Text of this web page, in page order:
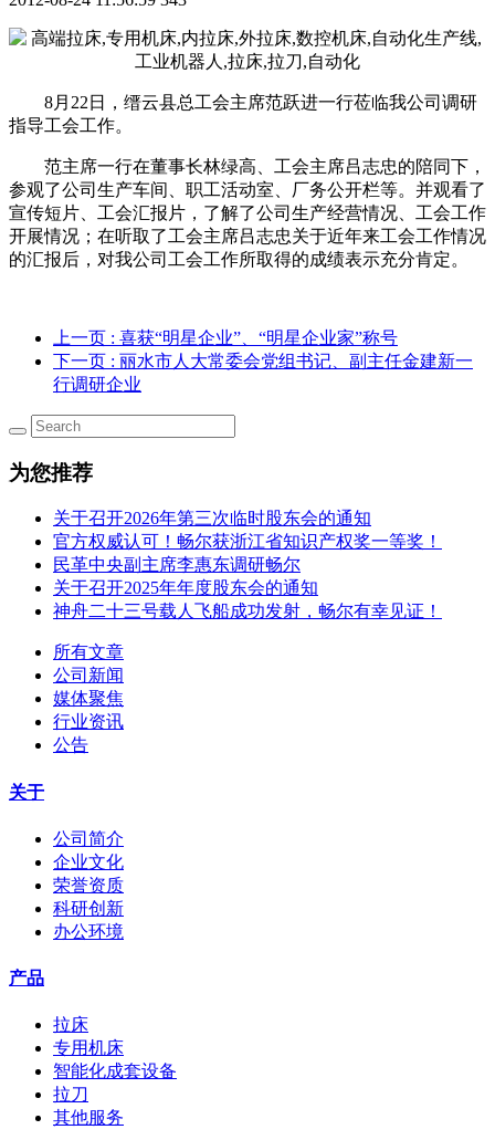
8月22日，缙云县总工会主席范跃进一行莅临我公司调研
指导工会工作。
范主席一行在董事长林绿高、工会主席吕志忠的陪同下，
参观了公司生产车间、职工活动室、厂务公开栏等。并观看了
宣传短片、工会汇报片，了解了公司生产经营情况、工会工作
开展情况；在听取了工会主席吕志忠关于近年来工会工作情况
的汇报后，对我公司工会工作所取得的成绩表示充分肯定。
上一页 : 喜获“明星企业”、“明星企业家”称号
下一页 : 丽水市人大常委会党组书记、副主任金建新一
行调研企业
为您推荐
关于召开2026年第三次临时股东会的通知
官方权威认可！畅尔获浙江省知识产权奖一等奖！
民革中央副主席李惠东调研畅尔
关于召开2025年年度股东会的通知
神舟二十三号载人飞船成功发射，畅尔有幸见证！
所有文章
公司新闻
媒体聚焦
行业资讯
公告
关于
公司简介
企业文化
荣誉资质
科研创新
办公环境
产品
拉床
专用机床
智能化成套设备
拉刀
其他服务